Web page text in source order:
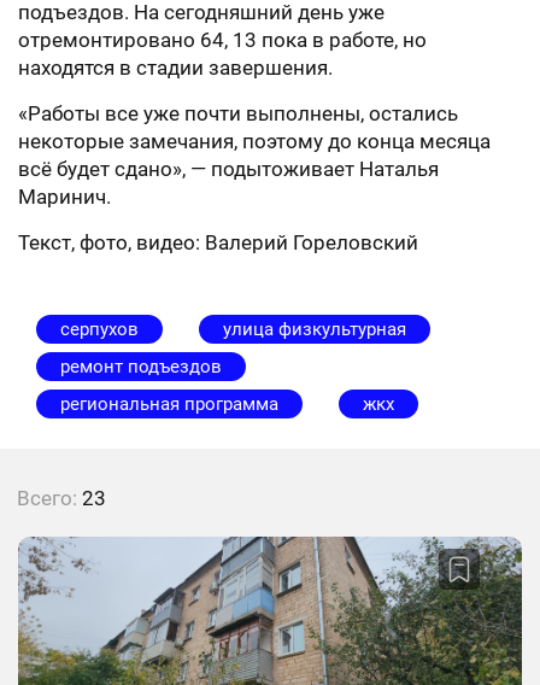
подъездов. На сегодняшний день уже
отремонтировано 64, 13 пока в работе, но
находятся в стадии завершения.
«Работы все уже почти выполнены, остались
некоторые замечания, поэтому до конца месяца
всё будет сдано», — подытоживает Наталья
Маринич.
Текст, фото, видео: Валерий Гореловский
серпухов
улица физкультурная
ремонт подъездов
региональная программа
жкх
Всего: 23